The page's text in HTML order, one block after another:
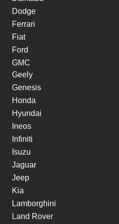
Dodge
Ferrari
Fiat
Ford
GMC
Geely
Genesis
Honda
Hyundai
Ineos
Infiniti
Isuzu
Jaguar
Jeep
Kia
Lamborghini
Land Rover